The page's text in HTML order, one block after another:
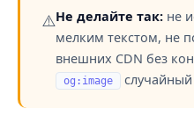
⚠️Не делайте так: не
мелким текстом, не
внешних CDN без
og:image